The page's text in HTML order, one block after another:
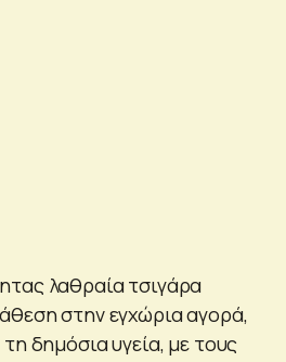
λαθραία τσιγάρα
στην εγχώρια αγορά,
δημόσια υγεία, με τους